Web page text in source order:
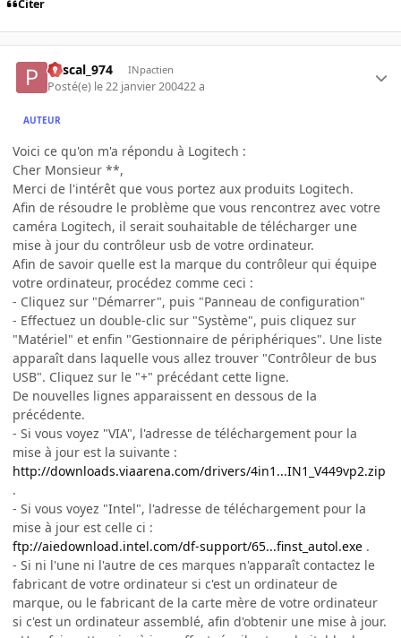
Citer
Pascal_974 INpactien
Posté(e) le 22 janvier 200422 a
AUTEUR
Voici ce qu'on m'a répondu à Logitech :
Cher Monsieur **,
Merci de l'intérêt que vous portez aux produits Logitech.
Afin de résoudre le problème que vous rencontrez avec votre
caméra Logitech, il serait souhaitable de télécharger une
mise à jour du contrôleur usb de votre ordinateur.
Afin de savoir quelle est la marque du contrôleur qui équipe
votre ordinateur, procédez comme ceci :
- Cliquez sur "Démarrer", puis "Panneau de configuration"
- Effectuez un double-clic sur "Système", puis cliquez sur
"Matériel" et enfin "Gestionnaire de périphériques". Une liste
apparaît dans laquelle vous allez trouver "Contrôleur de bus
USB". Cliquez sur le "+" précédant cette ligne.
De nouvelles lignes apparaissent en dessous de la
précédente.
- Si vous voyez "VIA", l'adresse de téléchargement pour la
mise à jour est la suivante :
http://downloads.viaarena.com/drivers/4in1...IN1_V449vp2.zip
.
- Si vous voyez "Intel", l'adresse de téléchargement pour la
mise à jour est celle ci :
ftp://aiedownload.intel.com/df-support/65...finst_autol.exe .
- Si ni l'une ni l'autre de ces marques n'apparaît contactez le
fabricant de votre ordinateur si c'est un ordinateur de
marque, ou le fabricant de la carte mère de votre ordinateur
si c'est un ordinateur assemblé, afin d'obtenir une mise à jour.